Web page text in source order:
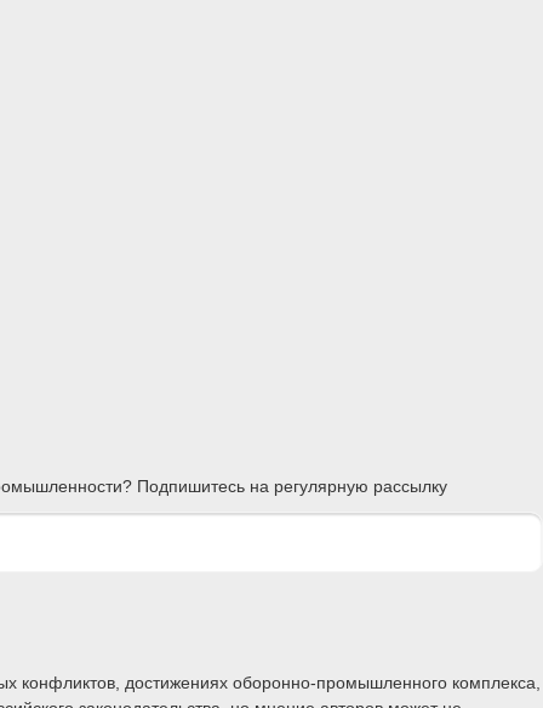
Подпишитесь на регулярную рассылку
конфликтов, достижениях оборонно-промышленного комплекса,